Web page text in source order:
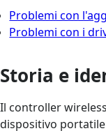
Problemi con
Problemi con i
Storia e
Il controller
dispositivo